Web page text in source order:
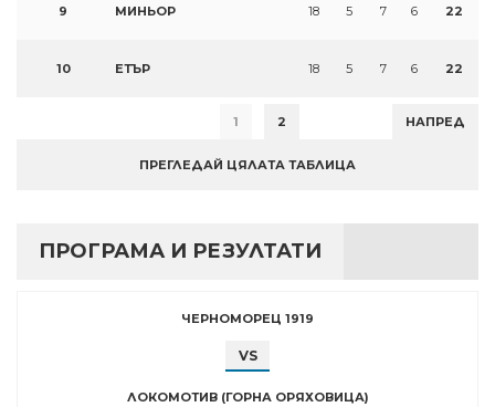
9 МИНЬОР 18 5 7 6 22
10 ЕТЪР 18 5 7 6 22
1 2 НАПРЕД
ПРЕГЛЕДАЙ ЦЯЛАТА ТАБЛИЦА
ПРОГРАМА И РЕЗУЛТАТИ
ЧЕРНОМОРЕЦ 1919
VS
ЛОКОМОТИВ (ГОРНА ОРЯХОВИЦА)